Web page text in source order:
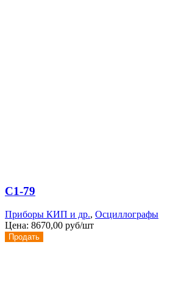
С1-79
Приборы КИП и др., Осциллографы
Цена: 8670,00 руб/шт
Продать